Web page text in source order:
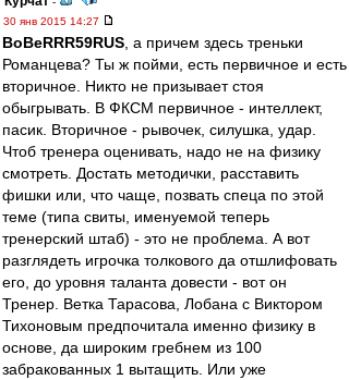
30 янв 2015 14:27
BoBeRRR59RUS , а причем здесь треньки
Романцева? Ты ж пойми, есть первичное и есть
вторичное. Никто не призывает стоя
обыгрывать. В ФКСМ первичное - интеллект,
пасик. Вторичное - рывочек, силушка, удар.
Чтоб тренера оценивать, надо не на физику
смотреть. Достать методички, расставить
фишки или, что чаще, позвать спеца по этой
теме (типа свиты, именуемой теперь
тренерский штаб) - это не проблема. А вот
разглядеть игрочка толкового да отшлифовать
его, до уровня таланта довести - вот он
Тренер. Ветка Тарасова, Лобана с Виктором
Тихоновым предпочитала именно физику в
основе, да широким гребнем из 100
забракованных 1 вытащить. Или уже